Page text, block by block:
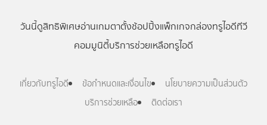
วันนี้ดูสิทธิพิเศษอ่านเกมตาตั้งช้อปปิ้งแพ็กเกจกล่องทรูไอดีทีวี
คอมมูนิตี้บริการช่วยเหลือทรูไอดี
เกี่ยวกับทรูไอดี ข้อกำหนดและเงื่อนไข
นโยบายความเป็นส่วนตัว
บริการช่วยเหลือ
ติดต่อเรา